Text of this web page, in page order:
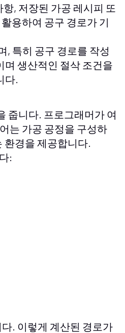
, 저장된 가공 레시피 또
용하여 공구 경로가 기
, 특히 공구 경로를 작성
며 생산적인 절삭 조건을
다.
줍니다. 프로그래머가 여
는 가공 공정을 구성하
환경을 제공합니다.
:
. 이렇게 계산된 경로가